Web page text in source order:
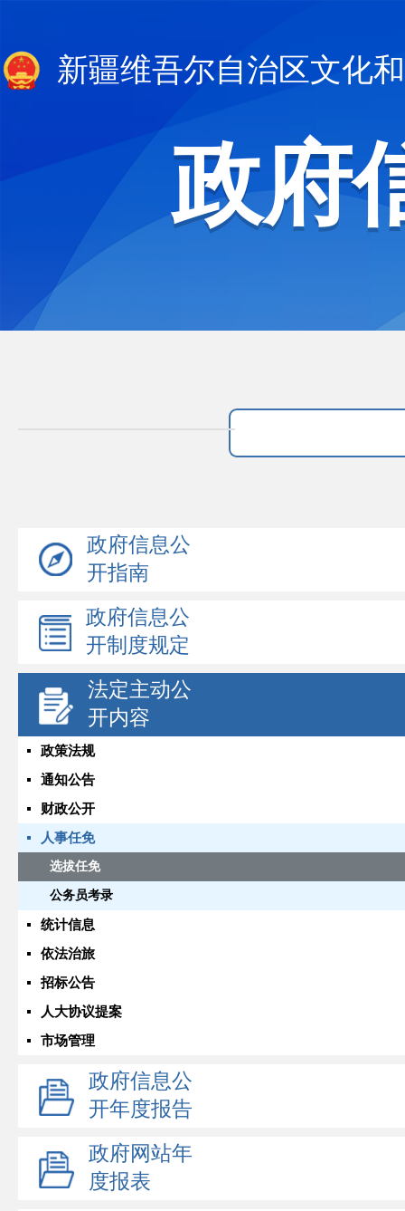
新疆维吾尔自治区文化
政府
政府信息公
开指南
政府信息公
开制度规定
法定主动公
开内容
政策法规
通知公告
财政公开
人事任免
选拔任免
公务员考录
统计信息
依法治旅
招标公告
人大协议提案
市场管理
政府信息公
开年度报告
政府网站年
度报表